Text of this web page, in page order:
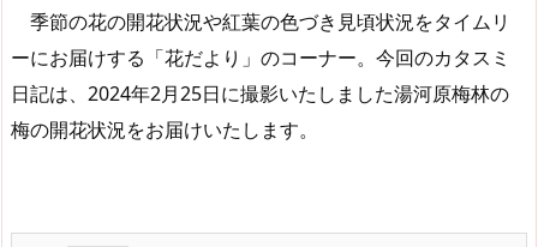
季節の花の開花状況や紅葉の色づき見頃状況をタイムリ
ーにお届けする「花だより」のコーナー。今回のカタスミ
日記は、2024年2月25日に撮影いたしました湯河原梅林の
梅の開花状況をお届けいたします。